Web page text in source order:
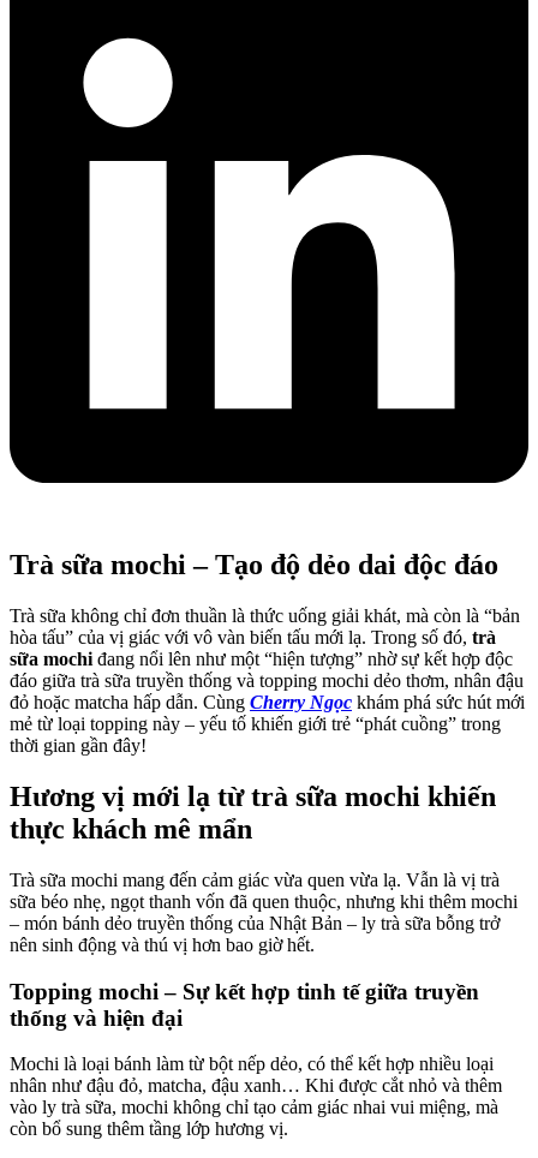
Trà sữa mochi – Tạo độ dẻo dai độc đáo
Trà sữa không chỉ đơn thuần là thức uống giải khát, mà còn là “bản
hòa tấu” của vị giác với vô vàn biến tấu mới lạ. Trong số đó, trà
sữa mochi đang nổi lên như một “hiện tượng” nhờ sự kết hợp độc
đáo giữa trà sữa truyền thống và topping mochi dẻo thơm, nhân đậu
đỏ hoặc matcha hấp dẫn. Cùng Cherry Ngọc khám phá sức hút mới
mẻ từ loại topping này – yếu tố khiến giới trẻ “phát cuồng” trong
thời gian gần đây!
Hương vị mới lạ từ trà sữa mochi khiến
thực khách mê mẩn
Trà sữa mochi mang đến cảm giác vừa quen vừa lạ. Vẫn là vị trà
sữa béo nhẹ, ngọt thanh vốn đã quen thuộc, nhưng khi thêm mochi
– món bánh dẻo truyền thống của Nhật Bản – ly trà sữa bỗng trở
nên sinh động và thú vị hơn bao giờ hết.
Topping mochi – Sự kết hợp tinh tế giữa truyền
thống và hiện đại
Mochi là loại bánh làm từ bột nếp dẻo, có thể kết hợp nhiều loại
nhân như đậu đỏ, matcha, đậu xanh… Khi được cắt nhỏ và thêm
vào ly trà sữa, mochi không chỉ tạo cảm giác nhai vui miệng, mà
còn bổ sung thêm tầng lớp hương vị.